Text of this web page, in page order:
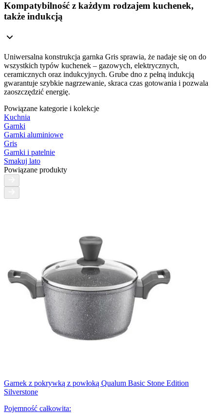
Kompatybilność z każdym rodzajem kuchenek,
także indukcją
Uniwersalna konstrukcja garnka Gris sprawia, że nadaje się on do
wszystkich typów kuchenek – gazowych, elektrycznych,
ceramicznych oraz indukcyjnych. Grube dno z pełną indukcją
gwarantuje szybkie nagrzewanie, skraca czas gotowania i pozwala
zaoszczędzić energię.
Powiązane kategorie i kolekcje
Kuchnia
Garnki
Garnki aluminiowe
Gris
Garnki i patelnie
Smakuj lato
Powiązane produkty
Garnek z pokrywką z powłoką Qualum Basic Stone Edition
Silverstone
Pojemność całkowita: